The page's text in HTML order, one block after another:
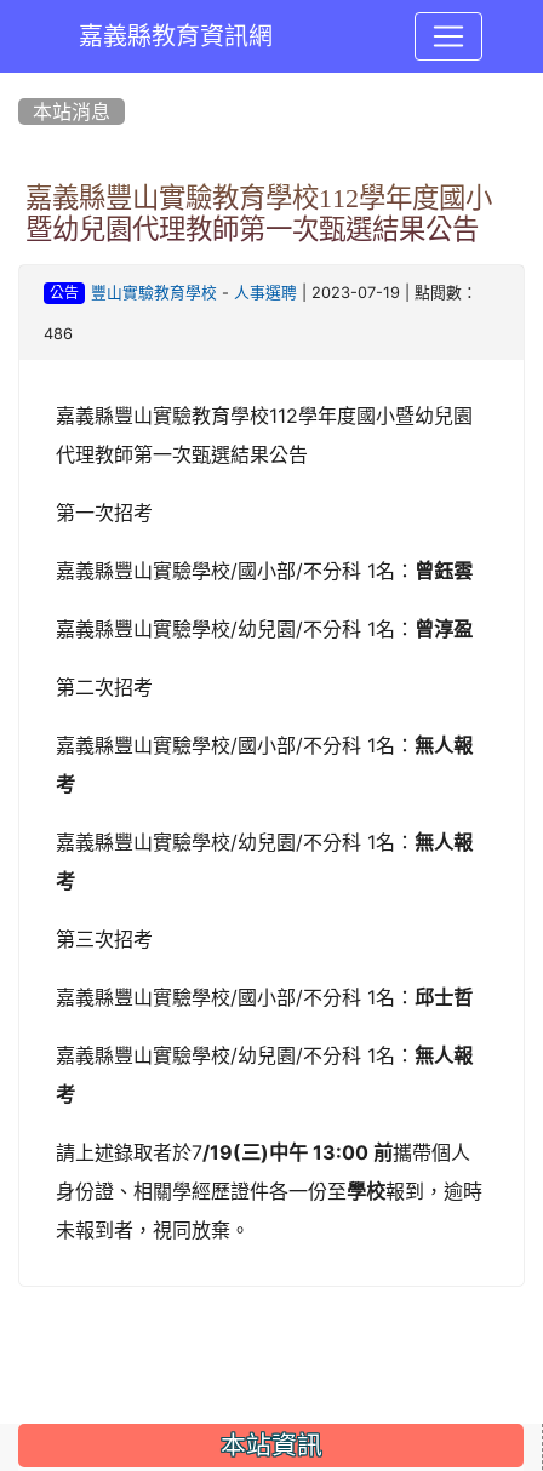
嘉義縣教育資訊網
本站消息
嘉義縣豐山實驗教育學校112學年度國小
暨幼兒園代理教師第一次甄選結果公告
公告 豐山實驗教育學校- 人事選聘| 2023-07-19 | 點閱數：
486
嘉義縣豐山實驗教育學校112學年度國小暨幼兒園
代理教師第一次甄選結果公告
第一次招考
嘉義縣豐山實驗學校/國小部/不分科 1名： 曾鈺雲
嘉義縣豐山實驗學校/幼兒園/不分科 1名： 曾淳盈
第二次招考
嘉義縣豐山實驗學校/國小部/不分科 1名： 無人報
考
嘉義縣豐山實驗學校/幼兒園/不分科 1名： 無人報
考
第三次招考
嘉義縣豐山實驗學校/國小部/不分科 1名： 邱士哲
嘉義縣豐山實驗學校/幼兒園/不分科 1名： 無人報
考
請上述錄取者於7/19(三)中午 13:00 前攜帶個人
身份證、相關學經歷證件各一份至學校報到，逾時
未報到者，視同放棄。
::: 本站資訊